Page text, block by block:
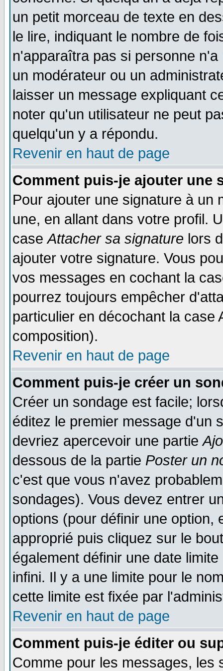
un petit morceau de texte en
le lire, indiquant le nombre de
n'apparaîtra pas si personne
un modérateur ou un
laisser un message expliquant
noter qu'un utilisateur ne peut
quelqu'un y a répondu.
Revenir en haut de page
Comment puis-je ajouter une
Pour ajouter une signature à un
une, en allant dans votre profil.
caseAttacher sa signature lors
ajouter votre signature. Vous
vos messages en cochant la
pourrez toujours empêcher
particulier en décochant la
composition).
Revenir en haut de page
Comment puis-je créer un
Créer un sondage est facile;
éditez le premier message d'un
devriez apercevoir une partie
dessous de la partie Poster un
c'est que vous n'avez
sondages). Vous devez entrer
options (pour définir une option,
approprié puis cliquez sur le
également définir une date
infini. Il y a une limite pour le
cette limite est fixée par
Revenir en haut de page
Comment puis-je éditer ou
Comme pour les messages, les